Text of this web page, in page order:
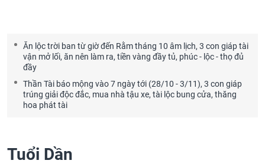
Ăn lộc trời ban từ giờ đến Rằm tháng 10 âm lịch, 3 con giáp tài
vận mở lối, ăn nên làm ra, tiền vàng đầy tủ, phúc - lộc - thọ đủ
đầy
Thần Tài báo mộng vào 7 ngày tới (28/10 - 3/11), 3 con giáp
trúng giải độc đắc, mua nhà tậu xe, tài lộc bung cửa, thăng
hoa phát tài
Tuổi Dần